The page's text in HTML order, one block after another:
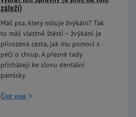
záleží)
Máš psa, který miluje žvýkání? Tak
to máš vlastně štěstí – žvýkání je
přirozená cesta, jak mu pomoci s
péčí o chrup. A přesně tady
přicházejí ke slovu dentální
pamlsky.
Číst více